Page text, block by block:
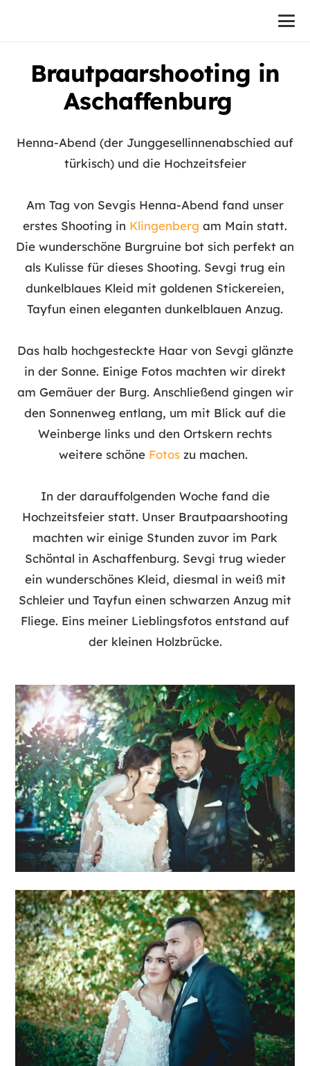
Brautpaarshooting in
Aschaffenburg
Henna-Abend (der Junggesellinnenabschied auf
türkisch) und die Hochzeitsfeier
Am Tag von Sevgis Henna-Abend fand unser
erstes Shooting in Klingenberg am Main statt.
Die wunderschöne Burgruine bot sich perfekt an
als Kulisse für dieses Shooting. Sevgi trug ein
dunkelblaues Kleid mit goldenen Stickereien,
Tayfun einen eleganten dunkelblauen Anzug.
Das halb hochgesteckte Haar von Sevgi glänzte
in der Sonne. Einige Fotos machten wir direkt
am Gemäuer der Burg. Anschließend gingen wir
den Sonnenweg entlang, um mit Blick auf die
Weinberge links und den Ortskern rechts
weitere schöne Fotos zu machen.
In der darauffolgenden Woche fand die
Hochzeitsfeier statt. Unser Brautpaarshooting
machten wir einige Stunden zuvor im Park
Schöntal in Aschaffenburg. Sevgi trug wieder
ein wunderschönes Kleid, diesmal in weiß mit
Schleier und Tayfun einen schwarzen Anzug mit
Fliege. Eins meiner Lieblingsfotos entstand auf
der kleinen Holzbrücke.